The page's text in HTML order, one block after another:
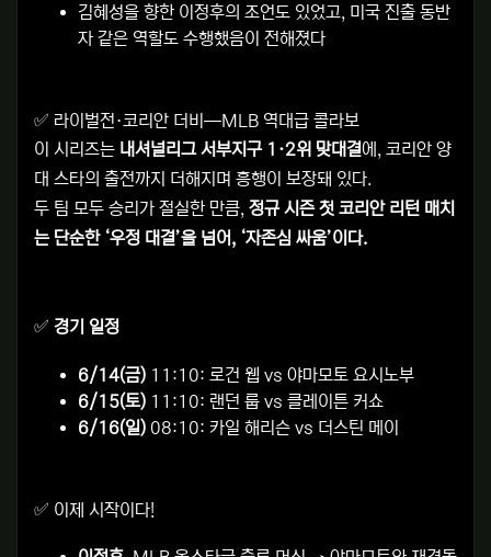
김혜성을 향한 이정후의 조언도 있었고, 미국 진출 동반
자 같은 역할도 수행했음이 전해졌다
✅ 라이벌전·코리안 더비—MLB 역대급 콜라보
이 시리즈는 내셔널리그 서부지구 1·2위 맞대결에, 코리안 양
대 스타의 출전까지 더해지며 흥행이 보장돼 있다.
두 팀 모두 승리가 절실한 만큼, 정규 시즌 첫 코리안 리턴 매치
는 단순한 ‘우정 대결’을 넘어, ‘자존심 싸움’이다.
✅ 경기 일정
6/14(금) 11:10: 로건 웹 vs 야마모토 요시노부
6/15(토) 11:10: 랜던 룹 vs 클레이튼 커쇼
6/16(일) 08:10: 카일 해리슨 vs 더스틴 메이
✅ 이제 시작이다!